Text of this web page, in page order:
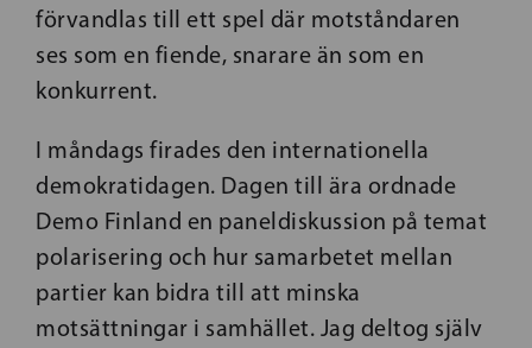
förvandlas till ett spel där motståndaren
ses som en fiende, snarare än som en
konkurrent.
I måndags firades den internationella
demokratidagen. Dagen till ära ordnade
Demo Finland en paneldiskussion på temat
polarisering och hur samarbetet mellan
partier kan bidra till att minska
motsättningar i samhället. Jag deltog själv